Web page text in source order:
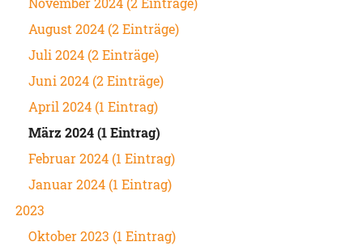
August 2024 (2 Einträge)
Juli 2024 (2 Einträge)
Juni 2024 (2 Einträge)
April 2024 (1 Eintrag)
März 2024 (1 Eintrag)
Februar 2024 (1 Eintrag)
Januar 2024 (1 Eintrag)
2023
Oktober 2023 (1 Eintrag)